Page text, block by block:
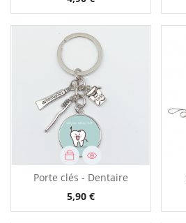
Porte clés - Dentaire
5,90 €